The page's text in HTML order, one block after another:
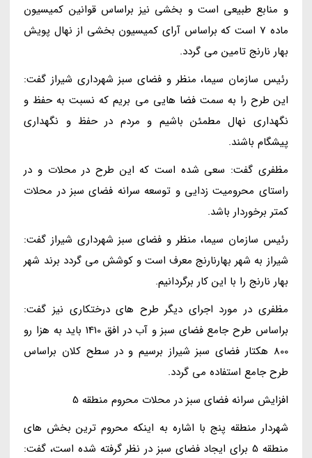
و منابع طبیعی است و بخشی نیز براساس قوانین کمیسیون
ماده 7 است که براساس آرای کمیسیون بخشی از نهال پویش
بهار نارنج تامین می گردد.
رئیس سازمان سیما، منظر و فضای سبز شهرداری شیراز گفت:
این طرح را به سمت فضا هایی می بریم که نسبت به حفظ و
نگهداری نهال مطمئن باشیم و مردم در حفظ و نگهداری
پیشگام باشند.
مظفری گفت: سعی شده است که این طرح در محلات و در
راستای محرومیت زدایی و توسعه سرانه فضای سبز در محلات
کمتر برخوردار باشد.
رئیس سازمان سیما، منظر و فضای سبز شهرداری شیراز گفت:
شیراز به شهر بهارنارنج معرف است و کوشش می گردد برند شهر
بهار نارنج را با این کار برگردانیم.
مظفری در مورد اجرای دیگر طرح های درختکاری نیز گفت:
براساس طرح جامع فضای سبز و آب در افق 1410 باید به هزا رو
800 هکتار فضای سبز شیراز برسیم و در سطح کلان براساس
طرح جامع استفاده می گردد.
افزایش سرانه فضای سبز در محلات محروم منطقه 5
شهردار منطقه پنج با اشاره به اینکه محروم ترین بخش های
منطقه 5 برای ایجاد فضای سبز در نظر گرفته شده است، گفت: